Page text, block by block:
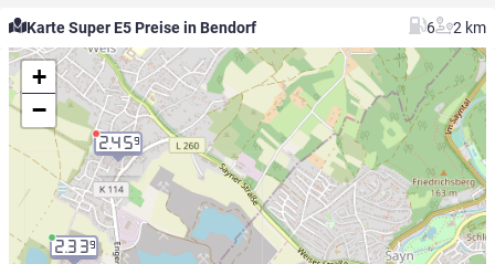
Karte Super E5 Preise in Bendorf 6 2 km
2.459
2.339
+
−